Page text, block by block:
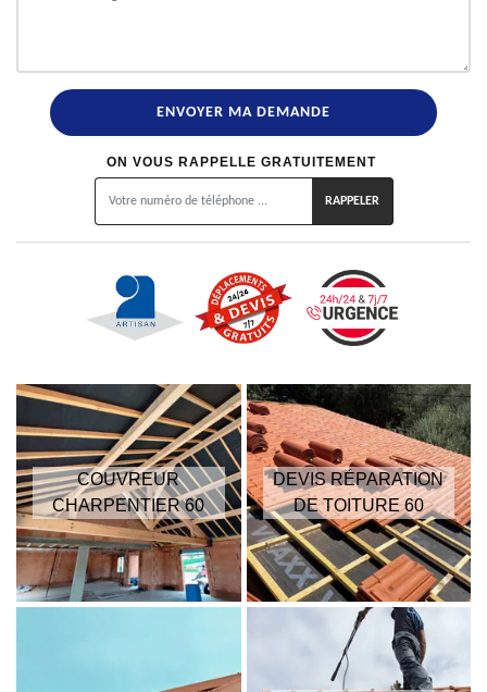
ON VOUS RAPPELLE GRATUITEMENT
COUVREUR
CHARPENTIER 60
DEVIS RÉPARATION
DE TOITURE 60